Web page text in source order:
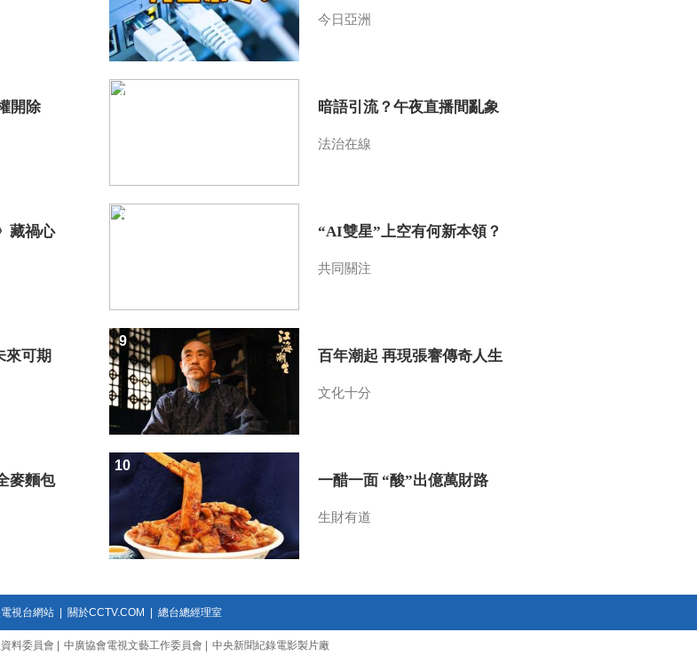
開除
藏禍心
來可期
麥麵包
今日亞洲
暗語引流？午夜直播間亂象
法治在線
7
“AI雙星”上空有何新本領？
共同關注
8
百年潮起 再現張謇傳奇人生
文化十分
9
一醋一面 “酸”出億萬財路
生財有道
10
視台網站| 關於CCTV.COM 總台總經理室
料委員會 中廣協會電視文藝工作委員會 中央新聞紀錄電影製片廠